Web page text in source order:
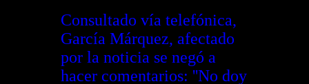
Consultado vía telefónica,
García Márquez, afectado
por la noticia se negó a
hacer comentarios: ''No doy